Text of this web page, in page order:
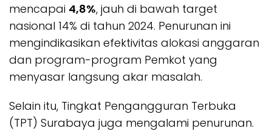
mencapai 4,8%, jauh di bawah target
nasional 14% di tahun 2024. Penurunan ini
mengindikasikan efektivitas alokasi anggaran
dan program-program Pemkot yang
menyasar langsung akar masalah.
Selain itu, Tingkat Pengangguran Terbuka
(TPT) Surabaya juga mengalami penurunan.